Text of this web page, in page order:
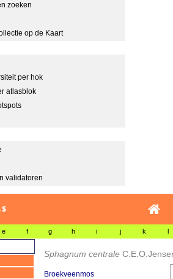
zoeken
op de Kaart
per hok
atlasblok
validatoren
e f g h i j k l
Sphagnum centrale
Broekveenmos